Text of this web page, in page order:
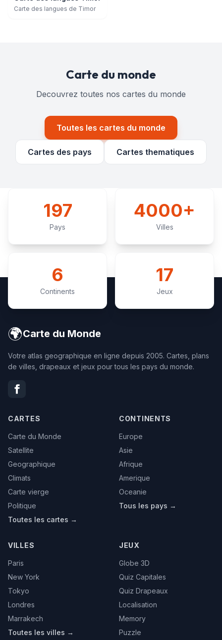
Carte des langues de Timor
Carte du monde
Decouvrez toutes nos cartes du monde
Toutes les cartes du monde
Cartes des pays Cartes thematiques
197
Pays
4000+
Villes
6
Continents
17
Jeux
🌍Carte du Monde
Votre atlas geographique en ligne depuis 2005. Cartes, plans
de villes, drapeaux et jeux pour tous les pays du monde.
CARTES
Carte du Monde
Satellite
Geographique
Climats
Carte vierge
Politique
Toutes les cartes →
CONTINENTS
Europe
Asie
Afrique
Amerique
Oceanie
Tous les pays →
VILLES
Paris
New York
Tokyo
Londres
Marrakech
Toutes les villes →
JEUX
Globe 3D
Quiz Capitales
Quiz Drapeaux
Localisation
Memory
Puzzle